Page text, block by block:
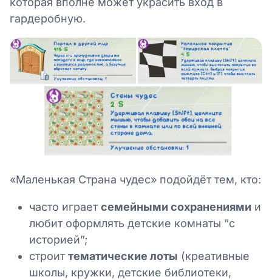
гардеробную.
«Маленькая Страна чудес» подойдёт тем, кто:
часто играетсемейными сохранениями и
любит оформлять детские комнаты “с
историей”;
строиттематические лоты (креативные
школы, кружки, детские библиотеки,